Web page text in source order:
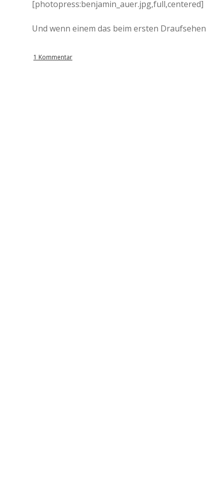
[photopress:benjamin_auer.jpg,full,centered]
Und wenn einem das beim ersten
1 Kommentar